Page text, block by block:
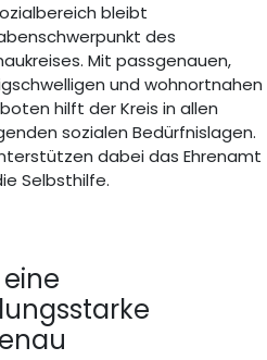
bleibt
des
Mit passgenauen,
und wohnortnahen
hilft der Kreis in allen
sozialen Bedürfnislagen.
dabei das Ehrenamt
Selbsthilfe.
eine